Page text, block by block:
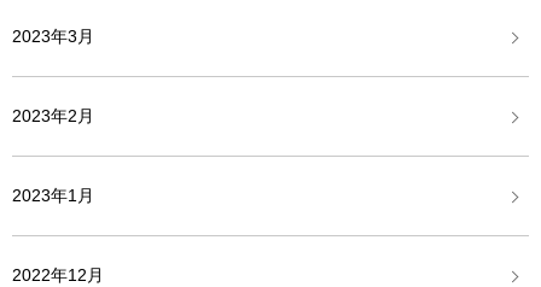
2023年3月
2023年2月
2023年1月
2022年12月